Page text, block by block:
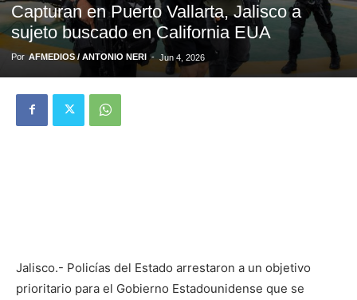
Capturan en Puerto Vallarta, Jalisco a
sujeto buscado en California EUA
Por AFMEDIOS / ANTONIO NERI - Jun 4, 2026
Jalisco.- Policías del Estado arrestaron a un objetivo
prioritario para el Gobierno Estadounidense que se